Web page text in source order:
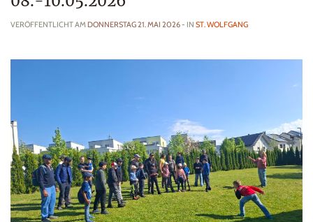
VERÖFFENTLICHT AM DONNERSTAG 21. MAI 2026- IN ST. WOLFGANG